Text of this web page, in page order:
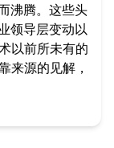
沸腾。这些头
领导层变动以
以前所未有的
来源的见解，